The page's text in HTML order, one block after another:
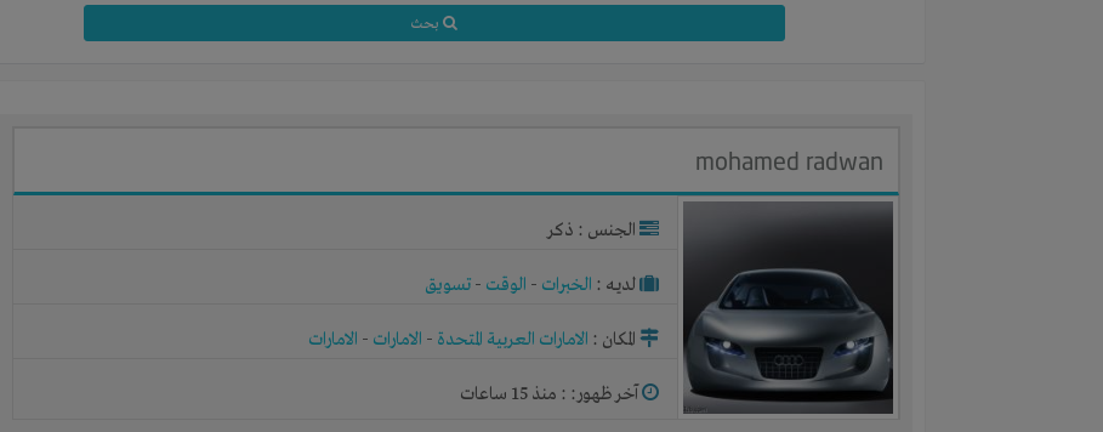
بحث
mohamed radwan
الجنس : ذكر
لديـه : الخبرات - الوقت - تسويق
المكان : الامارات العربية المتحدة - الامارات - الامارات
آخر ظهور: : منذ 15 ساعات